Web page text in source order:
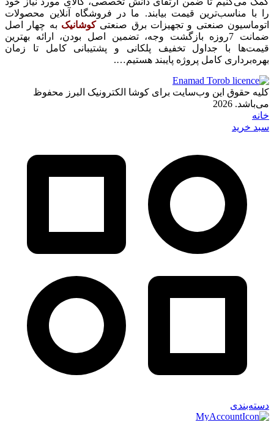
را با مناسب‌ترین قیمت بیابند. ما در فروشگاه آنلاین محصولات
اتوماسیون صنعتی و تجهیزات برق صنعتی کوشانیک به چهار اصل
ضمانت 7روزه بازگشت وجه، تضمین اصل بودن، ارائه بهترین
قیمت‌ها با جداول تخفیف پلکانی و پشتیبانی کامل تا زمان
بهره‌برداری کامل پروژه پایبند هستیم….
کلیه حقوق این وب‌سایت برای کوشا الکترونیک البرز محفوظ
می‌باشد. 2026
خانه
سبد خرید
دسته‌بندی